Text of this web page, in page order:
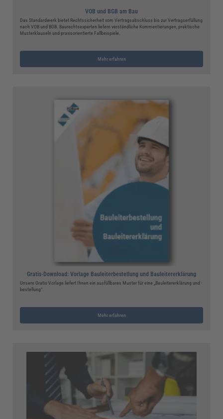
VOB und BGB am Bau
Das Standardwerk bietet Rechtssicherheit vom Vertragsabschluss bis zur Vertragserfüllung
nach VOB und BGB. Baurechtsexperten liefern verständliche Kommentierungen, praktische
Musterklauseln und praxisorientierte Fallbeispiele.
Mehr erfahren
Gratis-Download: Vorlage Bauleiterbestellung und Bauleitererklärung
Unsere Gratis-Vorlage liefert Ihnen ein ausfüllbares Muster für eine „Bauleitererklärung und -
bestellung“.
Mehr erfahren